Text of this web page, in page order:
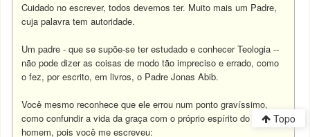
Cuidado no escrever, todos devemos ter. Muito mais um Padre,
cuja palavra tem autoridade.
Um padre - que se supõe-se ter estudado e conhecer Teologia --
não pode dizer as coisas de modo tão impreciso e errado, como
o fez, por escrito, em livros, o Padre Jonas Abib.
Você mesmo reconhece que ele errou num ponto gravíssimo,
como confundir a vida da graça com o próprio espírito do
homem, pois você me escreveu:
Topo